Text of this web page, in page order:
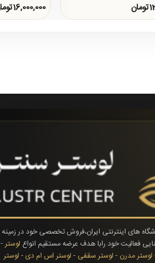
16,000,000تومان
های اینترنتی ایران،فروش تخصصی خود در زمینه
فعالیت خود رابا هدف عرضه مستقیم انواع لوستر-
لوستر مدرن - لوستر سقفی - لوستر اس ام دی- لوستر